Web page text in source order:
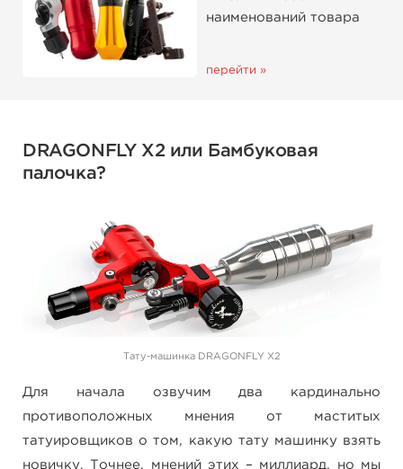
наименований товара
перейти »
DRAGONFLY X2 или Бамбуковая
палочка?
Тату-машинка DRAGONFLY X2
Для начала озвучим два кардинально
противоположных мнения от маститых
татуировщиков о том, какую тату машинку взять
новичку. Точнее, мнений этих – миллиард, но мы